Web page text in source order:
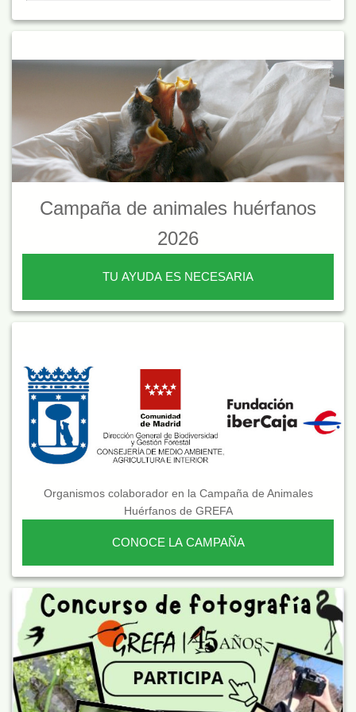
Campaña de animales huérfanos
2026
TU AYUDA ES NECESARIA
Organismos colaborador en la Campaña de Animales
Huérfanos de GREFA
CONOCE LA CAMPAÑA